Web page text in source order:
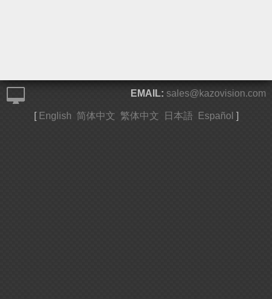
EMAIL: sales@kazovision.com
[ English 简体中文 繁体中文 日本語 Español ]